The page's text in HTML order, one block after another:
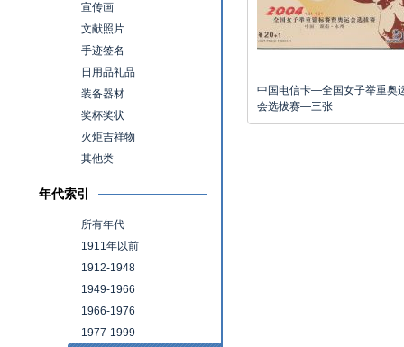
宣传画
文献照片
手迹签名
日用品礼品
装备器材
奖杯奖状
火炬吉祥物
其他类
年代索引
所有年代
1911年以前
1912-1948
1949-1966
1966-1976
1977-1999
中国电信卡—全国女子举重奥
会选拔赛—三张